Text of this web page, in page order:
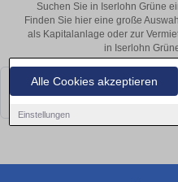
Alle Cookies akzeptieren
Einstellungen
Suchen Sie in Iserlohn Grüne
Finden Sie hier eine große
als Kapitalanlage oder zur
in Iserlohn
Leider konnten wir derzeit keine
bald wieder vorbei!